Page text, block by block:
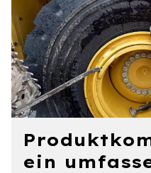
ein